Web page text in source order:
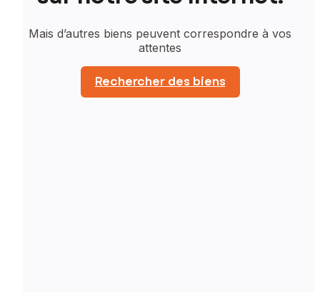
Mais d’autres biens peuvent correspondre à vos
attentes
Rechercher des biens